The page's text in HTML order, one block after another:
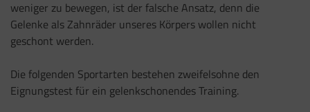
weniger zu bewegen, ist der falsche Ansatz, denn die
Gelenke als Zahnräder unseres Körpers wollen nicht
geschont werden.
Die folgenden Sportarten bestehen zweifelsohne den
Eignungstest für ein gelenkschonendes Training.